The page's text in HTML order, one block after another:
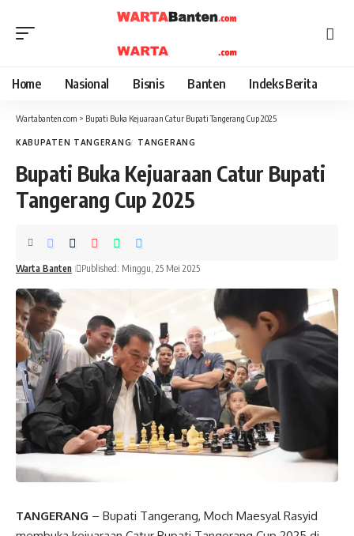
Home Nasional Bisnis Banten Indeks Berita
Wartabanten.com > Bupati Buka Kejuaraan Catur Bupati Tangerang Cup 2025
KABUPATEN TANGERANG TANGERANG
Bupati Buka Kejuaraan Catur Bupati
Tangerang Cup 2025
Warta Banten Published: Minggu, 25 Mei 2025
TANGERANG – Bupati Tangerang, Moch Maesyal Rasyid